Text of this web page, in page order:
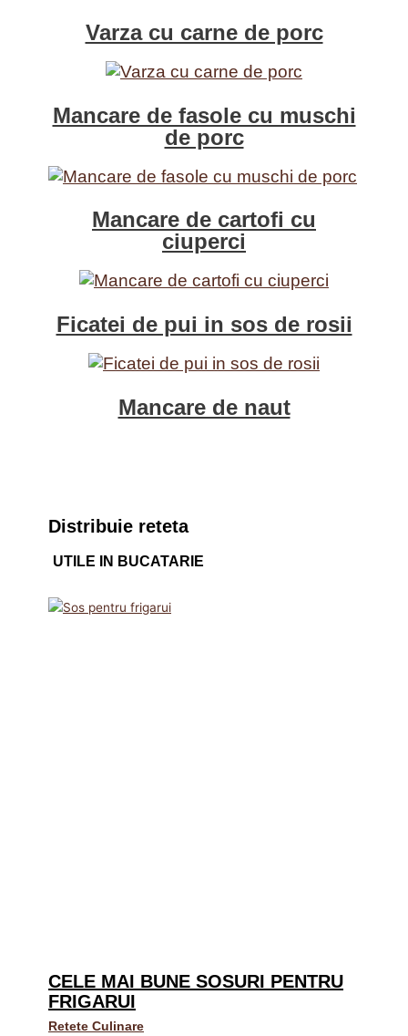
Varza cu carne de porc
Mancare de fasole cu muschi
de porc
Mancare de cartofi cu
ciuperci
Ficatei de pui in sos de rosii
Mancare de naut
Distribuie reteta
UTILE IN BUCATARIE
CELE MAI BUNE SOSURI PENTRU
FRIGARUI
Retete Culinare